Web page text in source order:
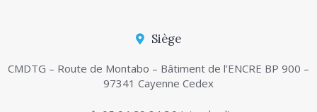
Siège
CMDTG – Route de Montabo – Bâtiment de l’ENCRE BP 900 –
97341 Cayenne Cedex